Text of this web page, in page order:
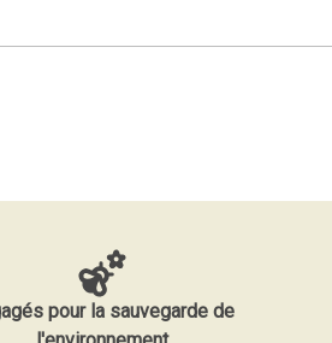
pour la sauvegarde de